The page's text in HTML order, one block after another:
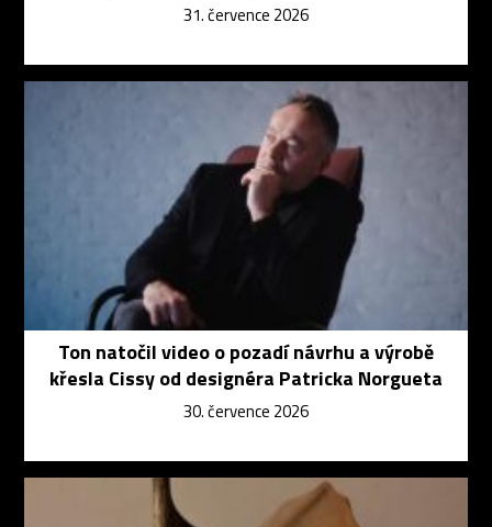
31. července 2026
Ton natočil video o pozadí návrhu a výrobě
křesla Cissy od designéra Patricka Norgueta
30. července 2026